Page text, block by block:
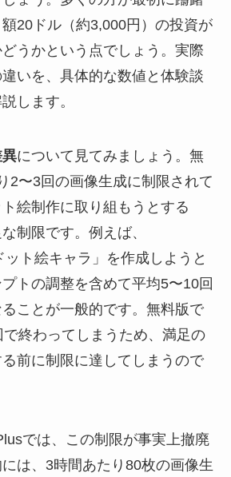
20ドル（約3,000円）の投資が
うかという点でしょう。実際
いを、具体的な数値と体験談
します。
について見てみましょう。無
2〜3回の画像生成に制限されて
絵制作に取り組もうとする
制限です。例えば、
ット絵キャラ」を作成しようと
トの調整を含めて平均5〜10回
ことが一般的です。無料版で
終わってしまうため、満足の
前に制限に達してしまうので
では、この制限が事実上撤廃
は、3時間あたり80枚の画像生